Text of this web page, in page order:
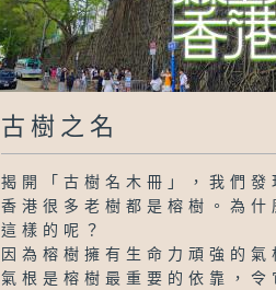
古樹之名
揭開「古樹名木冊」，我們發
香港很多老樹都是榕樹。為什
這樣的呢？
因為榕樹擁有生命力頑強的氣
氣根是榕樹最重要的依靠，令